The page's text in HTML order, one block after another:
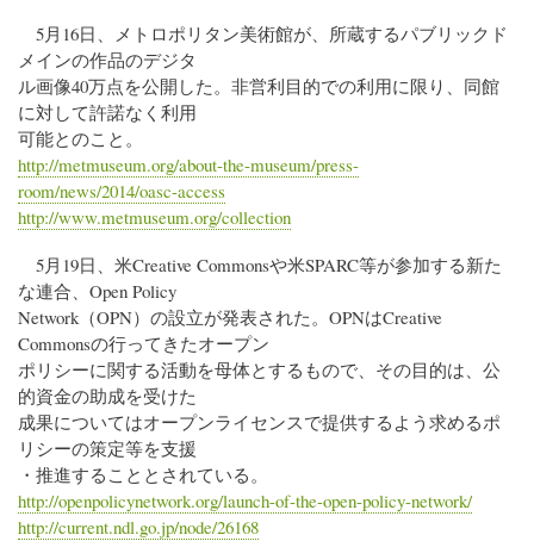
5月16日、メトロポリタン美術館が、所蔵するパブリックド
メインの作品のデジタ
ル画像40万点を公開した。非営利目的での利用に限り、同館
に対して許諾なく利用
可能とのこと。
http://metmuseum.org/about-the-museum/press-
room/news/2014/oasc-access
http://www.metmuseum.org/collection
5月19日、米Creative Commonsや米SPARC等が参加する新た
な連合、Open Policy
Network（OPN）の設立が発表された。OPNはCreative
Commonsの行ってきたオープン
ポリシーに関する活動を母体とするもので、その目的は、公
的資金の助成を受けた
成果についてはオープンライセンスで提供するよう求めるポ
リシーの策定等を支援
・推進することとされている。
http://openpolicynetwork.org/launch-of-the-open-policy-network/
http://current.ndl.go.jp/node/26168